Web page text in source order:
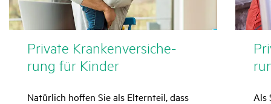
Private Kran­ken­ver­si­che­
rung für Kinder
Natürlich hoffen Sie als Elternteil, dass
Als